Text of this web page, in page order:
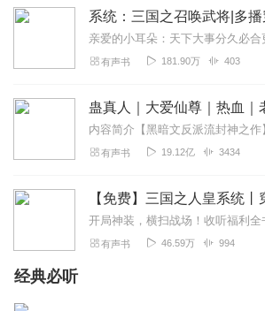
丰常不错不错吧！更新这么慢
2022-05-22
emm......，我感觉挺好听的。
2022-03-18
果然有系统的就是搞笑，恶心，你他妈
么战徐晃，赵云怎么碾压吕布，占上
是极限了，是概念问题，颠倒黑白你
也可以打大象吗，完全就不是一个级别
回复 2023-05-20
系统：三国之召唤武将|多
有声书 181.90万 403
有声书 19.12亿 3434
有声书 46.59万 994
经典必听